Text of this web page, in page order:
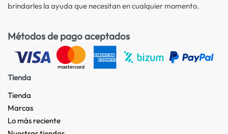
brindarles la ayuda que necesitan en cualquier momento.
Métodos de pago aceptados
Tienda
Tienda
Marcas
Lo más reciente​